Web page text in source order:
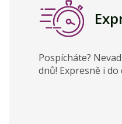
Pospícháte?
dnů! Expresně i